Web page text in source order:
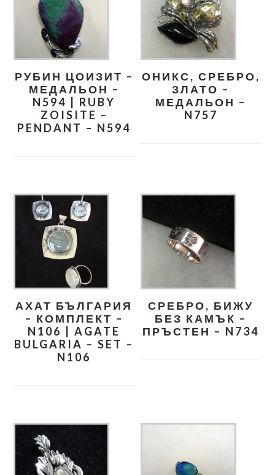
РУБИН ЦОИЗИТ –
МЕДАЛЬОН –
N594 | RUBY
ZOISITE –
PENDANT – N594
ОНИКС, СРЕБРО,
ЗЛАТО –
МЕДАЛЬОН –
N757
АХАТ БЪЛГАРИЯ
– КОМПЛЕКТ –
N106 | AGATE
BULGARIA – SET –
N106
СРЕБРО, БИЖУ
БЕЗ КАМЪК –
ПРЪСТЕН – N734